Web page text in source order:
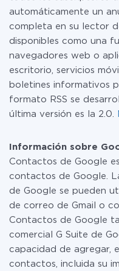
automáticamente un
completa en su lector
disponibles como una
navegadores web o
escritorio, servicios
boletines informativos
formato RSS se
última versión es la 2.0.
Información sobre
Contactos de Google
contactos de Google.
de Google se pueden
de correo de Gmail o
Contactos de Google
comercial G Suite de
capacidad de agregar,
contactos, incluida su